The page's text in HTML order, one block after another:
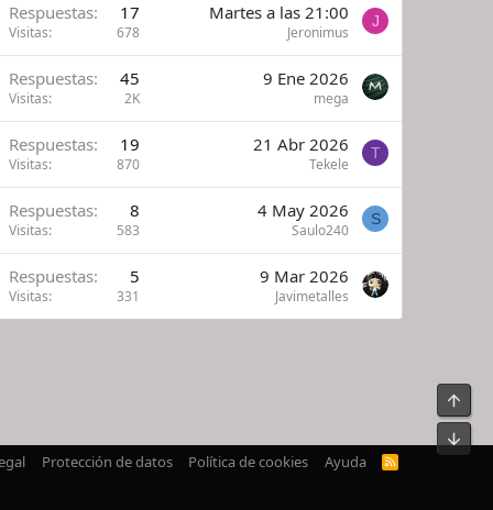
Respuestas 17
Visitas 678
Martes a las 21:00
Jeronimus
J
Respuestas 45
Visitas 2K
9 Ene 2026
mega
Respuestas 19
Visitas 870
21 Abr 2026
Tekele
T
Respuestas 8
Visitas 583
4 May 2026
Saulo240
S
Respuestas 5
Visitas 331
9 Mar 2026
Javimetalles
Protección de datos Política de cookies Ayuda
R